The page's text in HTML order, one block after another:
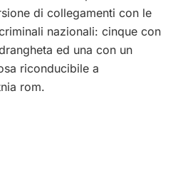
di collegamenti con le
nazionali: cinque con
ed una con un
riconducibile a
rom.